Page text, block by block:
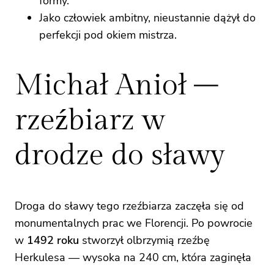
Jako człowiek ambitny, nieustannie dążył do
perfekcji pod okiem mistrza.
Michał Anioł –
rzeźbiarz w
drodze do sławy
Droga do sławy tego rzeźbiarza zaczęła się od
monumentalnych prac we Florencji. Po powrocie
w 1492 roku stworzył olbrzymią rzeźbę
Herkulesa — wysoka na 240 cm, która zaginęła